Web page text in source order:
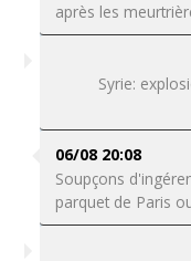
après les
Syrie:
06/08 20:08
Soupçons
parquet de Paris